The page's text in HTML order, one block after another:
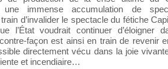
une immense accumulation de
d’invalider le spectacle du fétiche
l’État voudrait continuer d’éloigner
façon est ainsi en train de revenir
directement vécu dans la joie
et incendiaire…